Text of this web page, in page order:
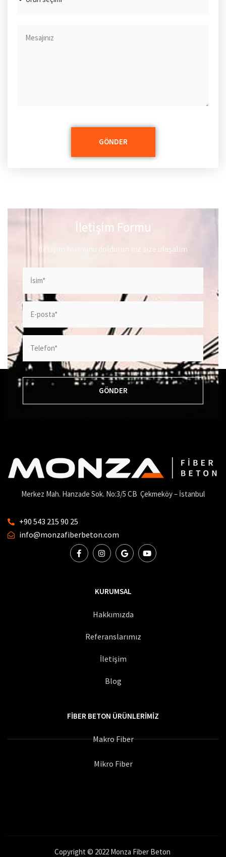
GÖNDER
İletişim Formu
İletişim formunu doldurun biz size ulaşalım
GÖNDER
Merkez Mah. Hanzade Sok. No:3/5 CB Çekmeköy – İstanbul
+90 543 215 90 25
info@monzafiberbeton.com
KURUMSAL
Hakkımızda
Referanslarımız
İletişim
Blog
FIBER BETON ÜRÜNLERIMIZ
Makro Fiber
Mikro Fiber
Copyright © 2022 Monza Fiber Beton